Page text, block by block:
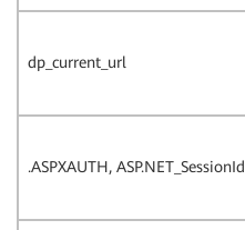
dp_current_url
.ASPXAUTH, ASP.NET_SessionId